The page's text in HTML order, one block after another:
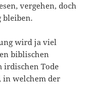
vergehen, doch
bleiben.
wird ja viel
biblischen
irdischen Tode
in welchem der